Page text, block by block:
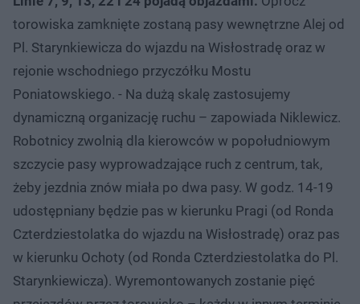
torowiska zamknięte zostaną pasy wewnętrzne Alej od
Pl. Starynkiewicza do wjazdu na Wisłostradę oraz w
rejonie wschodniego przyczółku Mostu
Poniatowskiego. - Na dużą skalę zastosujemy
dynamiczną organizację ruchu – zapowiada Niklewicz.
Robotnicy zwolnią dla kierowców w popołudniowym
szczycie pasy wyprowadzające ruch z centrum, tak,
żeby jezdnia znów miała po dwa pasy. W godz. 14-19
udostępniany będzie pas w kierunku Pragi (od Ronda
Czterdziestolatka do wjazdu na Wisłostradę) oraz pas
w kierunku Ochoty (od Ronda Czterdziestolatka do Pl.
Starynkiewicza). Wyremontowanych zostanie pięć